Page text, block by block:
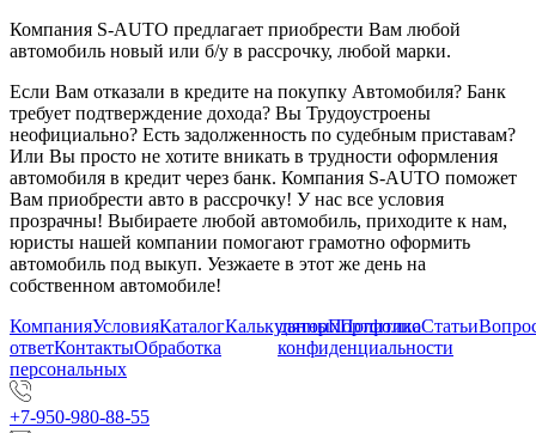
Компания S-AUTO предлагает приобрести Вам любой
автомобиль новый или б/у в рассрочку, любой марки.
Если Вам отказали в кредите на покупку Автомобиля? Банк
требует подтверждение дохода? Вы Трудоустроены
неофициально? Есть задолженность по судебным приставам?
Или Вы просто не хотите вникать в трудности оформления
автомобиля в кредит через банк. Компания S-AUTO поможет
Вам приобрести авто в рассрочку! У нас все условия
прозрачны! Выбираете любой автомобиль, приходите к нам,
юристы нашей компании помогают грамотно оформить
автомобиль под выкуп. Уезжаете в этот же день на
собственном автомобиле!
КомпанияУсловияКаталогКалькуляторПортфолиоСтатьи
ответКонтактыОбработка
персональных
данныхПолитика
конфиденциальности
+7-950-980-88-55